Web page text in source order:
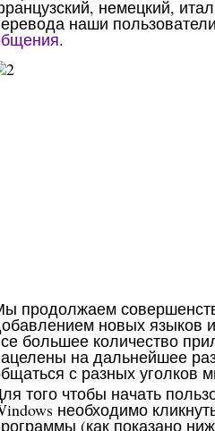
немецкий,
наши
.
продолжаем
новых языков
большее количество
на дальнейшее
с разных уголков
того чтобы начать
необходимо
(как показано